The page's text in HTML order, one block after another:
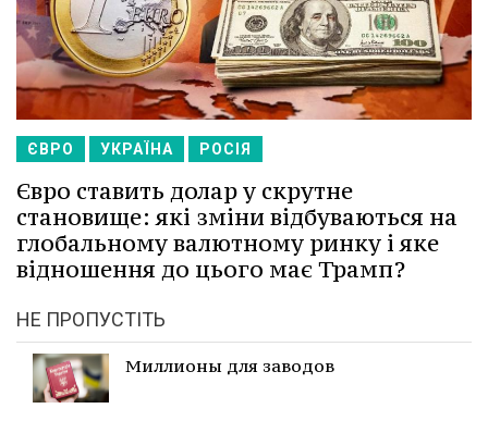
ЄВРО УКРАЇНА РОСІЯ
Євро ставить долар у скрутне
становище: які зміни відбуваються на
глобальному валютному ринку і яке
відношення до цього має Трамп?
НЕ ПРОПУСТІТЬ
Миллионы для заводов